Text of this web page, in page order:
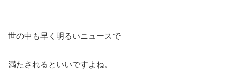
世の中も早く明るいニュースで
満たされるといいですよね。